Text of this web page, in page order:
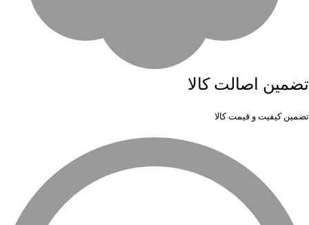
تضمین اصالت کالا
تضمین کیفیت و قیمت کالا